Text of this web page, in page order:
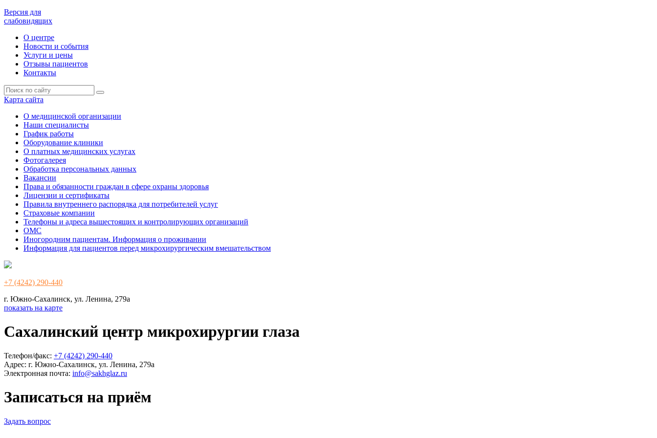
Версия для
слабовидящих
О центре
Новости и события
Услуги и цены
Отзывы пациентов
Контакты
Карта сайта
О медицинской организации
Наши специалисты
График работы
Оборудование клиники
О платных медицинских услугах
Фотогалерея
Обработка персональных данных
Вакансии
Права и обязанности граждан в сфере охраны здоровья
Лицензии и сертификаты
Правила внутреннего распорядка для потребителей услуг
Страховые компании
Телефоны и адреса вышестоящих и контролирующих организаций
ОМС
Иногородним пациентам. Информация о проживании
Информация для пациентов перед микрохирургическим вмешательством
+7 (4242) 290-440
г. Южно-Сахалинск, ул. Ленина, 279а
показать на карте
Сахалинский центр микрохирургии глаза
Телефон/факс: +7 (4242) 290-440
Адрес: г. Южно-Сахалинск, ул. Ленина, 279а
Электронная почта: info@sakhglaz.ru
Записаться на приём
Задать вопрос